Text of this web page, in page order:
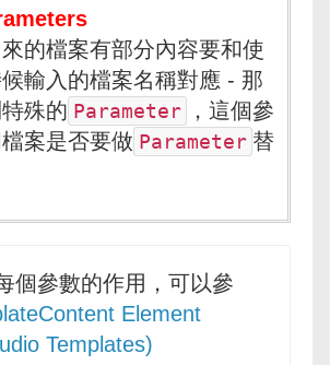
的檔案有部分內容要和使
輸入的檔案名稱對應 - 那
殊的 Parameter
，這個參
案是否要做 Parameter 替
個參數的作用，可以參
Element
Templates)